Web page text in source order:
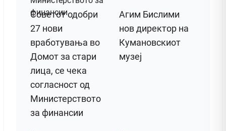
Советот одобри
27 нови
вработувања во
Домот за стари
лица, се чека
согласност од
Министерството
за финансии
Агим Бислими
нов директор на
Кумановскиот
музеј